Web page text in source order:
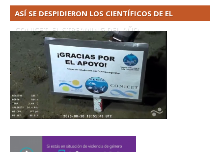
ASÍ SE DESPIDIERON LOS CIENTÍFICOS DE EL
CONICET. EL STREAMING DEL AÑO